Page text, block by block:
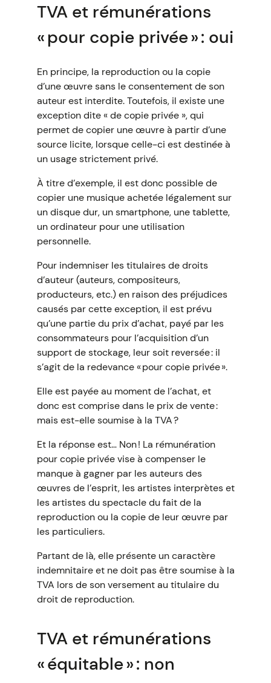
TVA et rémunérations
« pour copie privée » : oui
En principe, la reproduction ou la copie
d’une œuvre sans le consentement de son
auteur est interdite. Toutefois, il existe une
exception dite « de copie privée », qui
permet de copier une œuvre à partir d’une
source licite, lorsque celle-ci est destinée à
un usage strictement privé.
À titre d’exemple, il est donc possible de
copier une musique achetée légalement sur
un disque dur, un smartphone, une tablette,
un ordinateur pour une utilisation
personnelle.
Pour indemniser les titulaires de droits
d’auteur (auteurs, compositeurs,
producteurs, etc.) en raison des préjudices
causés par cette exception, il est prévu
qu’une partie du prix d’achat, payé par les
consommateurs pour l’acquisition d’un
support de stockage, leur soit reversée : il
s’agit de la redevance « pour copie privée ».
Elle est payée au moment de l’achat, et
donc est comprise dans le prix de vente :
mais est-elle soumise à la TVA ?
Et la réponse est… Non ! La rémunération
pour copie privée vise à compenser le
manque à gagner par les auteurs des
œuvres de l’esprit, les artistes interprètes et
les artistes du spectacle du fait de la
reproduction ou la copie de leur œuvre par
les particuliers.
Partant de là, elle présente un caractère
indemnitaire et ne doit pas être soumise à la
TVA lors de son versement au titulaire du
droit de reproduction.
TVA et rémunérations
« équitable » : non